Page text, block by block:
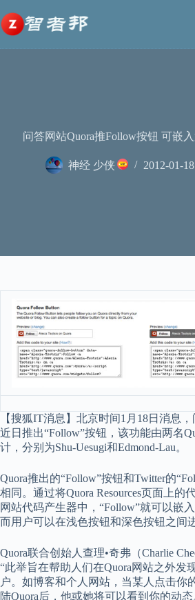
至
内
容
问答网站Quora推Follow按钮 可嵌
神经 少侠 2012-01-18
【搜狐IT消息】北京时间1月18日消息，
近日推出“Follow”按钮，该功能由两名
计，分别为Shu-Uesugi和Edmond-Lau。
Quora推出的“Follow”按钮和Twitter的
相同。通过将Quora Resources页面上的
网站代码产生器中，“Follow”就可以嵌
而用户可以在浅色按钮和深色按钮之间
Quora联合创始人查理•奇弗（Charlie
“此举旨在帮助人们在Quora网站之外发
户。如博客和个人网站，当某人点击你
陆Quora后，他或她将可以看到你的动态